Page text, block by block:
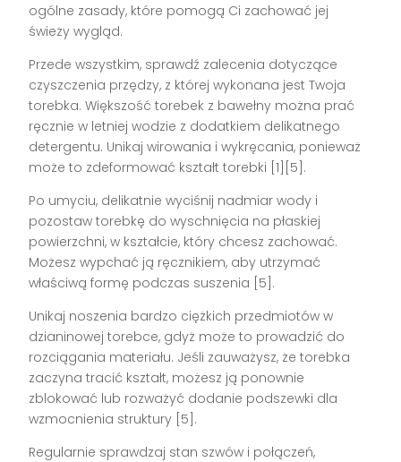
ogólne zasady, które pomogą Ci zachować jej
świeży wygląd.
Przede wszystkim, sprawdź zalecenia dotyczące
czyszczenia przędzy, z której wykonana jest Twoja
torebka. Większość torebek z bawełny można prać
ręcznie w letniej wodzie z dodatkiem delikatnego
detergentu. Unikaj wirowania i wykręcania, ponieważ
może to zdeformować kształt torebki [1][5].
Po umyciu, delikatnie wyciśnij nadmiar wody i
pozostaw torebkę do wyschnięcia na płaskiej
powierzchni, w kształcie, który chcesz zachować.
Możesz wypchać ją ręcznikiem, aby utrzymać
właściwą formę podczas suszenia [5].
Unikaj noszenia bardzo ciężkich przedmiotów w
dzianinowej torebce, gdyż może to prowadzić do
rozciągania materiału. Jeśli zauważysz, że torebka
zaczyna tracić kształt, możesz ją ponownie
zblokować lub rozważyć dodanie podszewki dla
wzmocnienia struktury [5].
Regularnie sprawdzaj stan szwów i połączeń,